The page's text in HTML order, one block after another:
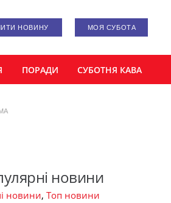
НОВИНУ МОЯ СУБОТА
ПОРАДИ СУБОТНЯ КАВА
новини
новини, Топ новини